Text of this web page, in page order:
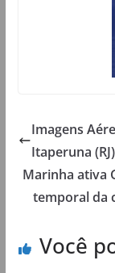
Imagens
Itaperuna (RJ)
Marinha ativa
temporal da
Você